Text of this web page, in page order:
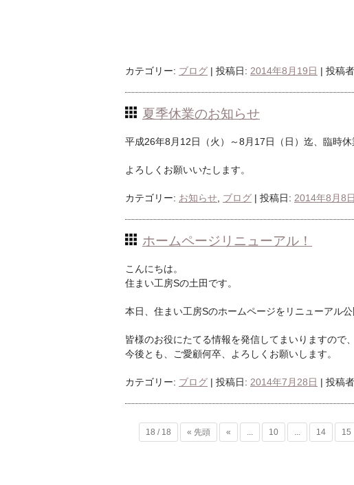
カテゴリー: ブログ | 投稿日: 2014年8月19日 | 投稿
夏季休業のお知らせ
平成26年8月12日（火）～8月17日（日）迄、臨時休
よろしくお願いいたします。
カテゴリー: お知らせ ブログ | 投稿日: 2014年8月8日
ホームページリニューアル！
こんにちは。
住まい工房Sの土田です。
本日、住まい工房Sのホームページをリニューアル公
皆様のお役にたてる情報を発信してまいりますので、
今後とも、ご愛顧何卒、よろしくお願いします。
カテゴリー: ブログ | 投稿日: 2014年7月28日 | 投稿
18 / 18 « 先頭 « ... 10 ... 14 15